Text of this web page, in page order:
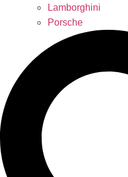
Lamborghini
Porsche